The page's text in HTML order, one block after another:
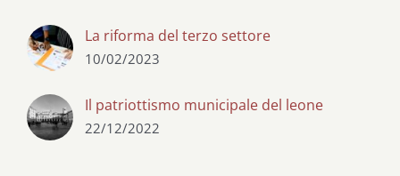
La riforma del terzo settore
10/02/2023
Il patriottismo municipale del leone
22/12/2022